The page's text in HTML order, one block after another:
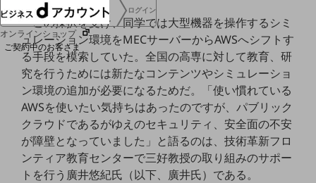
ログイン
オンラインショップ
ご契約中のお客さま
サービス別サポート情報
ご契約中サービスの一元管理
この採択を受け、同学では大型機器を操作するシミ
ュレーション環境をMECサーバーからAWSへシフトす
る手段を模索していた。全国の高専に対して教育、研
究を行うためには新たなコンテンツやシミュレーショ
ン環境の追加が必要になるためだ。「使い慣れている
AWSを使いたい気持ちはあったのですが、パブリック
クラウドであるがゆえのセキュリティ、安全面の不安
が障壁となっていました」と語るのは、技術革新フロ
ンティア教育センターで三好教授の取り組みのサポー
トを行う廣井悠紀氏（以下、廣井氏）である。